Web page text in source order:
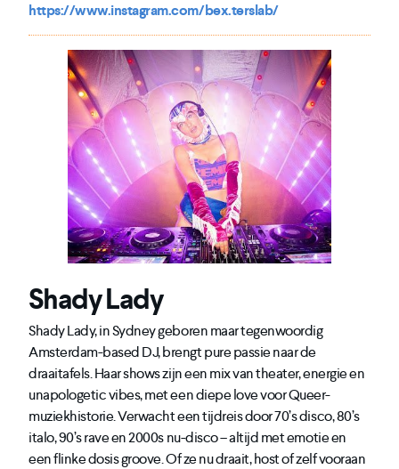
https://www.instagram.com/bex.terslab/
Shady Lady
Shady Lady, in Sydney geboren maar tegenwoordig
Amsterdam-based DJ, brengt pure passie naar de
draaitafels. Haar shows zijn een mix van theater, energie en
unapologetic vibes, met een diepe love voor Queer-
muziekhistorie. Verwacht een tijdreis door 70’s disco, 80’s
italo, 90’s rave en 2000s nu-disco – altijd met emotie en
een flinke dosis groove. Of ze nu draait, host of zelf vooraan